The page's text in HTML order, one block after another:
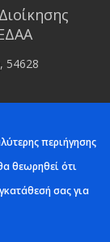
54628
και Αναψυχής -
περιήγησης
θεωρηθεί ότι
σας για